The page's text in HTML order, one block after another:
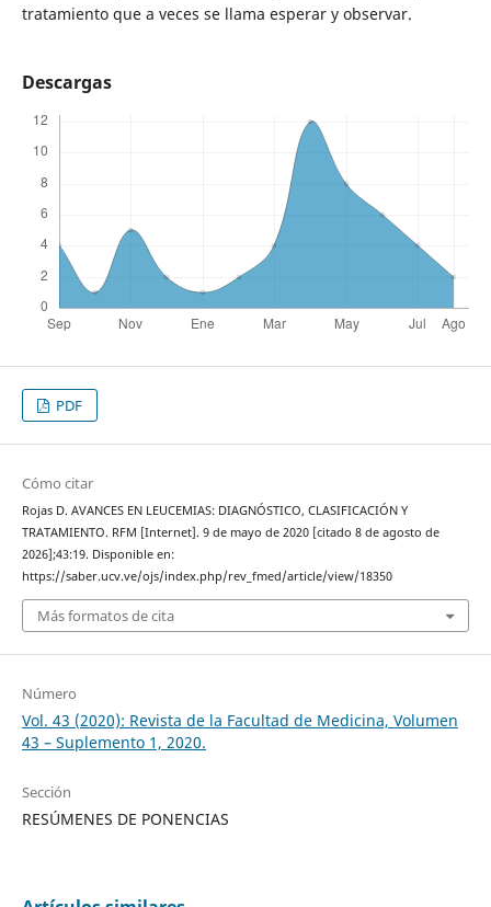
tratamiento que a veces se llama esperar y observar.
Descargas
PDF
Cómo citar
Rojas D. AVANCES EN LEUCEMIAS: DIAGNÓSTICO, CLASIFICACIÓN Y
TRATAMIENTO. RFM [Internet]. 9 de mayo de 2020 [citado 8 de agosto de
2026];43:19. Disponible en:
https://saber.ucv.ve/ojs/index.php/rev_fmed/article/view/18350
Más formatos de cita
Número
Vol. 43 (2020): Revista de la Facultad de Medicina, Volumen
43 – Suplemento 1, 2020.
Sección
RESÚMENES DE PONENCIAS